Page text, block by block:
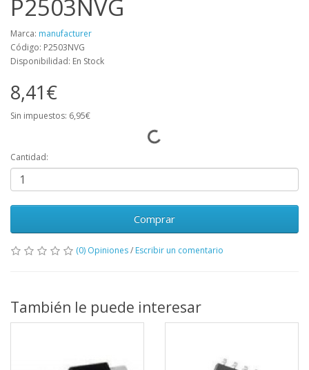
P2503NVG
Marca: manufacturer
Código: P2503NVG
Disponibilidad: En Stock
8,41€
Sin impuestos: 6,95€
Cantidad:
Comprar
(0) Opiniones/ Escribir un comentario
También le puede interesar